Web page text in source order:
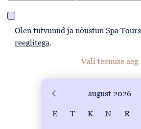
Olen tutvunud ja nõustun Spa
reeglitega.
Vali teenuse aeg
august 2026
E T K N R